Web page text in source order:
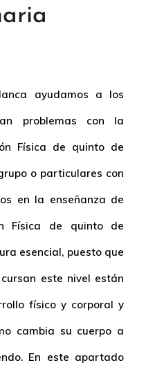
ayudamos a los
problemas con la
Física de quinto de
o particulares con
en la enseñanza de
Física de quinto de
esencial, puesto que
este nivel están
físico y corporal y
cambia su cuerpo a
En este apartado